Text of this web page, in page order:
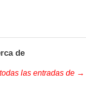
de
las entradas de →